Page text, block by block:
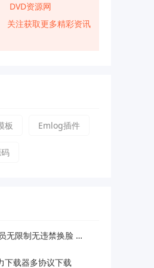
DVD资源网
关注获取更多精彩资讯
板 Emlog插件
违禁换脸 支持照片/视频
下载器多协议下载